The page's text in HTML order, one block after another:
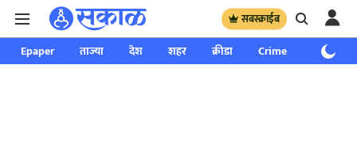
सबस्क्राईब
Epaper ताज्या देश शहर क्रीडा Crime साप्ताहिक